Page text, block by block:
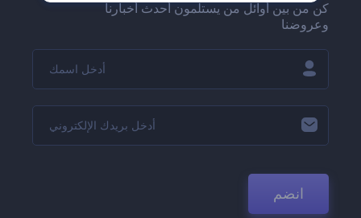
كن من بين أوائل من يستلمون أحدث أخبارنا
وعروضنا
انضم